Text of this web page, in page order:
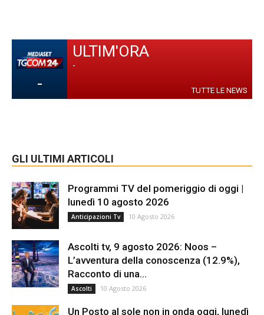
-
ULTIM'ORA
-
TUTTE LE NEWS
GLI ULTIMI ARTICOLI
Programmi TV del pomeriggio di oggi |
lunedì 10 agosto 2026
Anticipazioni Tv 10 Agosto 2026
Ascolti tv, 9 agosto 2026: Noos –
L’avventura della conoscenza (12.9%),
Racconto di una...
Ascolti 10 Agosto 2026
Un Posto al sole non in onda oggi, lunedì